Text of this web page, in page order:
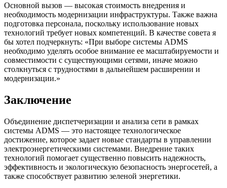
Основной вызов — высокая стоимость внедрения и
необходимость модернизации инфраструктуры. Также важна
подготовка персонала, поскольку использование новых
технологий требует новых компетенций. В качестве совета я
бы хотел подчеркнуть: «При выборе системы ADMS
необходимо уделять особое внимание ее масштабируемости и
совместимости с существующими сетями, иначе можно
столкнуться с трудностями в дальнейшем расширении и
модернизации.»
Заключение
Объединение диспетчеризации и анализа сети в рамках
системы ADMS — это настоящее технологическое
достижение, которое задает новые стандарты в управлении
электроэнергетическими системами. Внедрение таких
технологий помогает существенно повысить надежность,
эффективность и экологическую безопасность энергосетей, а
также способствует развитию зеленой энергетики.